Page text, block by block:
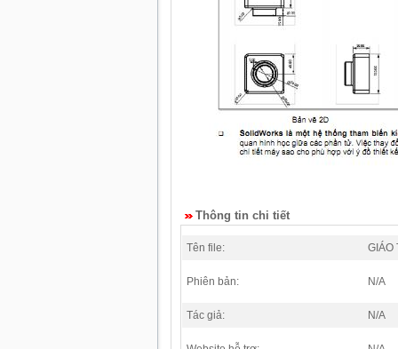
Thông tin chi tiết
Tên file: GIÁO
Phiên bản: N/A
Tác giả: N/A